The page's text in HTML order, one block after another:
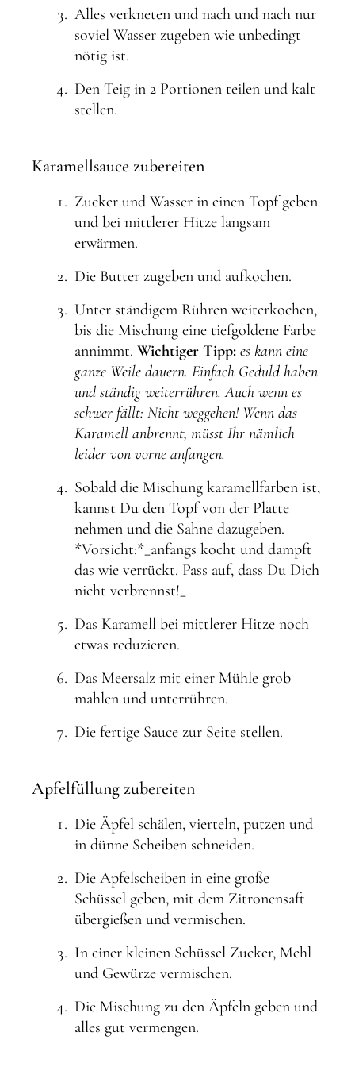
Alles verkneten und nach und nach nur
soviel Wasser zugeben wie unbedingt
nötig ist.
Den Teig in 2 Portionen teilen und kalt
stellen.
Karamellsauce zubereiten
Zucker und Wasser in einen Topf geben
und bei mittlerer Hitze langsam
erwärmen.
Die Butter zugeben und aufkochen.
Unter ständigem Rühren weiterkochen,
bis die Mischung eine tiefgoldene Farbe
annimmt. Wichtiger Tipp: es kann eine
ganze Weile dauern. Einfach Geduld haben
und ständig weiterrühren. Auch wenn es
schwer fällt: Nicht weggehen! Wenn das
Karamell anbrennt, müsst Ihr nämlich
leider von vorne anfangen.
Sobald die Mischung karamellfarben ist,
kannst Du den Topf von der Platte
nehmen und die Sahne dazugeben.
*Vorsicht:*_anfangs kocht und dampft
das wie verrückt. Pass auf, dass Du Dich
nicht verbrennst!_
Das Karamell bei mittlerer Hitze noch
etwas reduzieren.
Das Meersalz mit einer Mühle grob
mahlen und unterrühren.
Die fertige Sauce zur Seite stellen.
Apfelfüllung zubereiten
Die Äpfel schälen, vierteln, putzen und
in dünne Scheiben schneiden.
Die Apfelscheiben in eine große
Schüssel geben, mit dem Zitronensaft
übergießen und vermischen.
In einer kleinen Schüssel Zucker, Mehl
und Gewürze vermischen.
Die Mischung zu den Äpfeln geben und
alles gut vermengen.